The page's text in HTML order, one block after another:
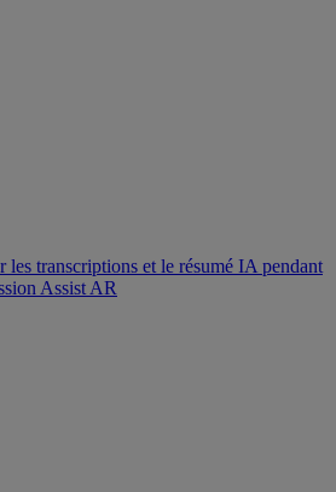
les transcriptions et le résumé IA pendant
Assist AR